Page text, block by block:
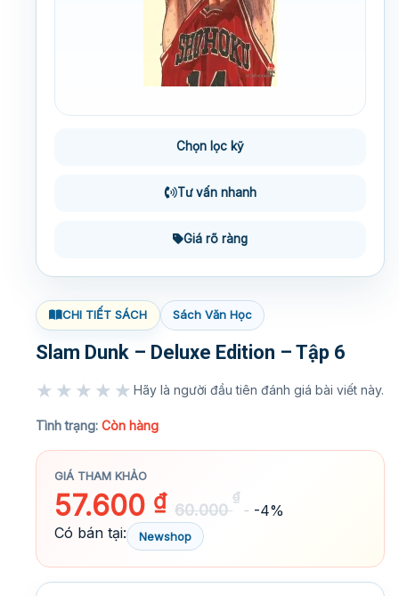
Chọn lọc kỹ
Tư vấn nhanh
Giá rõ ràng
CHI TIẾT SÁCH Sách Văn Học
Slam Dunk – Deluxe Edition – Tập 6
★★★★★ Hãy là người đầu tiên đánh giá bài viết này.
Tình trạng: Còn hàng
GIÁ THAM KHẢO
57.600 ₫ 60.000
₫
-4%
Có bán tại:
Newshop